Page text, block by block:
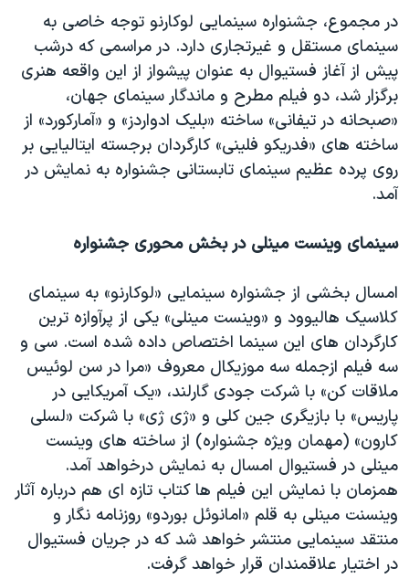
در مجموع، جشنواره سینمایی لوکارنو توجه خاصی به
سینمای مستقل و غیرتجاری دارد. در مراسمی که درشب
پیش از آغاز فستیوال به عنوان پیشواز از این واقعه هنری
برگزار شد، دو فیلم مطرح و ماندگار سینمای جهان،
«صبحانه در تیفانی» ساخته «بلیک ادواردز» و «آمارکورد» از
ساخته های «فدریکو فلینی» کارگردان برجسته ایتالیایی بر
روی پرده عظیم سینمای تابستانی جشنواره به نمایش در
آمد.
سینمای وینست مینلی در بخش محوری جشنواره
امسال بخشی از جشنواره سینمایی «لوکارنو» به سینمای
کلاسیک هالیوود و «وینست مینلی» یکی از پرآوازه ترین
کارگردان های این سینما اختصاص داده شده است. سی و
سه فیلم ازجمله سه موزیکال معروف «مرا در سن لوئیس
ملاقات کن» با شرکت جودی گارلند، «یک آمریکایی در
پاریس» با بازیگری جین کلی و «ژی ژی» با شرکت «لسلی
کارون» (مهمان ویژه جشنواره) از ساخته های وینست
مینلی در فستیوال امسال به نمایش درخواهد آمد.
همزمان با نمایش این فیلم ها کتاب تازه ای هم درباره آثار
وینسنت مینلی به قلم «امانوئل بوردو» روزنامه نگار و
منتقد سینمایی منتشر خواهد شد که در جریان فستیوال
در اختیار علاقمندان قرار خواهد گرفت.